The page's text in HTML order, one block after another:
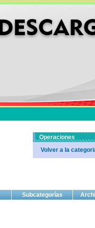
Subcategorías
Operaciones
Volver a la